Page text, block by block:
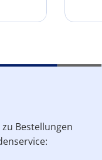
Bestellungen